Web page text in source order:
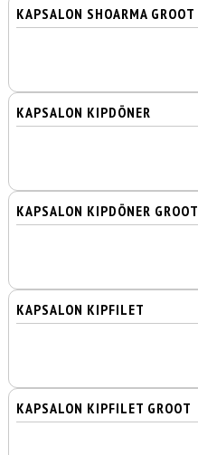
KAPSALON SHOARMA GROOT
KAPSALON KIPDÖNER
KAPSALON KIPDÖNER GROOT
KAPSALON KIPFILET
KAPSALON KIPFILET GROOT